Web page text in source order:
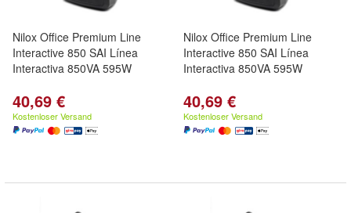
Nilox Office Premium Line
Interactive 850 SAI Línea
Interactiva 850VA 595W
40,69 €
Kostenloser Versand
Nilox Office Premium Line
Interactive 850 SAI Línea
Interactiva 850VA 595W
40,69 €
Kostenloser Versand